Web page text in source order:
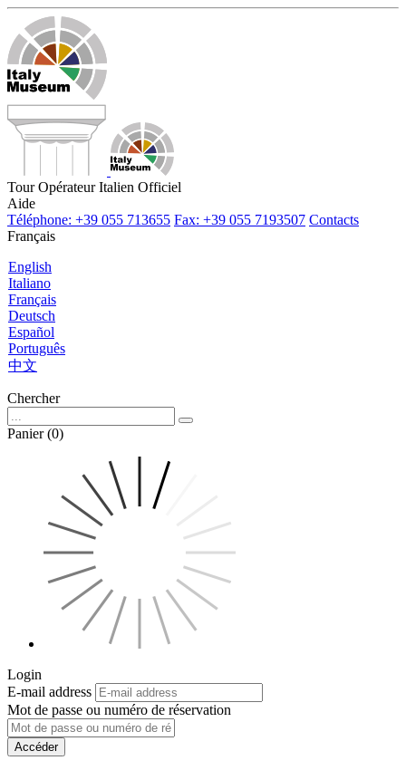
Tour Opérateur Italien Officiel
Aide
Téléphone: +39 055 713655 Fax: +39 055 7193507 Contacts
Français
English
Italiano
Français
Deutsch
Español
Português
中文
Chercher
Panier (0)
Login
E-mail address
Mot de passe ou numéro de réservation
Accéder